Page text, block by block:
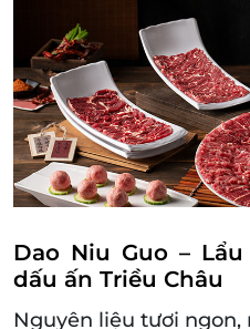
Dao Niu Guo –
dấu ấn Triều Châu
Nguyên liệu tươi ngon,